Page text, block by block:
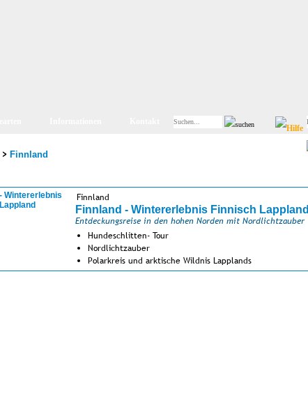
> Finnland
Finnland
Finnland - Wintererlebnis Finnisch Lappland
Entdeckungsreise in den hohen Norden mit Nordlichtzauber
Hundeschlitten- Tour
Nordlichtzauber
Polarkreis und arktische Wildnis Lapplands